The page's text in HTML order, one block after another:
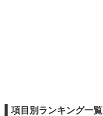
項目別ランキング一覧